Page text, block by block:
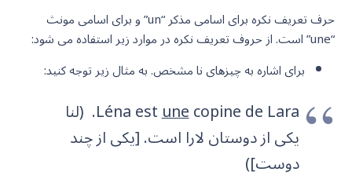
حرف تعریف نکره برای اسامی مذکر “un” و برای اسامی مونث
“une” است. از حروف تعریف نکره در موارد زیر استفاده می شود:
برای اشاره به چیزهای نا مشخص. به مثال زیر توجه کنید:
Léna estune
copine de Lara. (لنا
یکی از دوستان لارا است. [یکی از چند
دوست])